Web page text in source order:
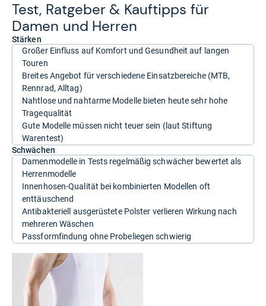
Test, Rat­ge­ber & Kauf­tipps für
Damen und Her­ren
Stärken
Großer Einfluss auf Komfort und Gesundheit auf langen
Touren
Breites Angebot für verschiedene Einsatzbereiche (MTB,
Rennrad, Alltag)
Nahtlose und nahtarme Modelle bieten heute sehr hohe
Tragequalität
Gute Modelle müssen nicht teuer sein (laut Stiftung
Warentest)
Schwächen
Damenmodelle in Tests regelmäßig schwächer bewertet als
Herrenmodelle
Innenhosen-Qualität bei kombinierten Modellen oft
enttäuschend
Antibakteriell ausgerüstete Polster verlieren Wirkung nach
mehreren Wäschen
Passformfindung ohne Probeliegen schwierig